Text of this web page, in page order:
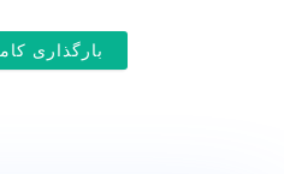
بارگذاری